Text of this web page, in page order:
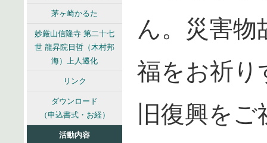
茅ヶ崎かるた
妙厳山信隆寺 第二十七
世 龍昇院日哲（木村邦
海）上人遷化
リンク
ダウンロード
（申込書式・お経）
活動内容
ん。災害
福をお祈り
旧復興を